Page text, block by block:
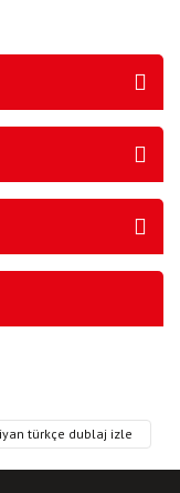
türkçe dublaj izle